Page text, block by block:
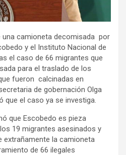
una camioneta decomisada por
y el Instituto Nacional de
el caso de 66 migrantes que
para el traslado de los
fueron calcinadas en
de gobernación Olga
que el caso ya se investiga.
que Escobedo es pieza
19 migrantes asesinados y
extrañamente la camioneta
de 66 ilegales